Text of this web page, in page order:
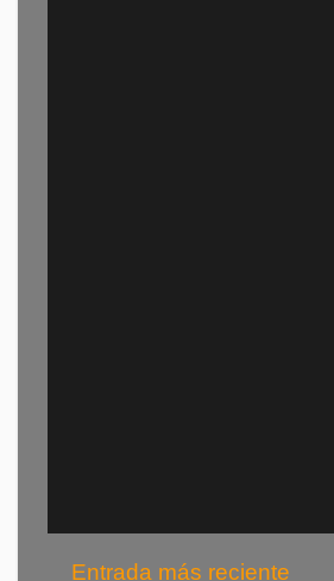
Entrada más reciente